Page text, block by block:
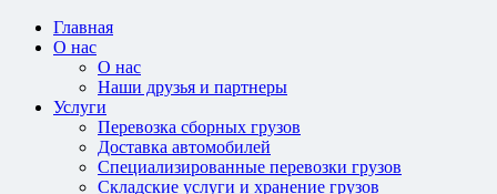
Главная
О нас
О нас
Наши друзья и партнеры
Услуги
Перевозка сборных грузов
Доставка автомобилей
Специализированные перевозки грузов
Складские услуги и хранение грузов